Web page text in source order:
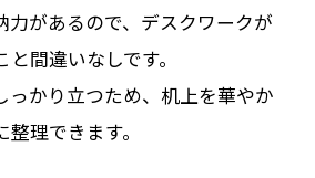
力があるので、デスクワークが
と間違いなしです。
っかり立つため、机上を華やか
整理できます。